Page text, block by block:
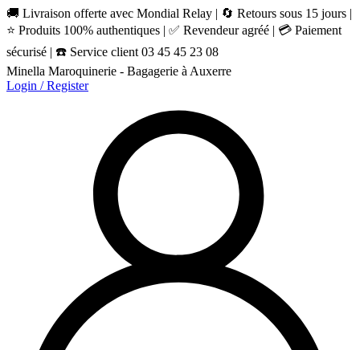
🚚 Livraison offerte avec Mondial Relay | 🔄 Retours sous 15 jours |
⭐ Produits 100% authentiques | ✅ Revendeur agréé | 💳 Paiement
sécurisé | ☎️ Service client 03 45 45 23 08
Minella Maroquinerie - Bagagerie à Auxerre
Login / Register